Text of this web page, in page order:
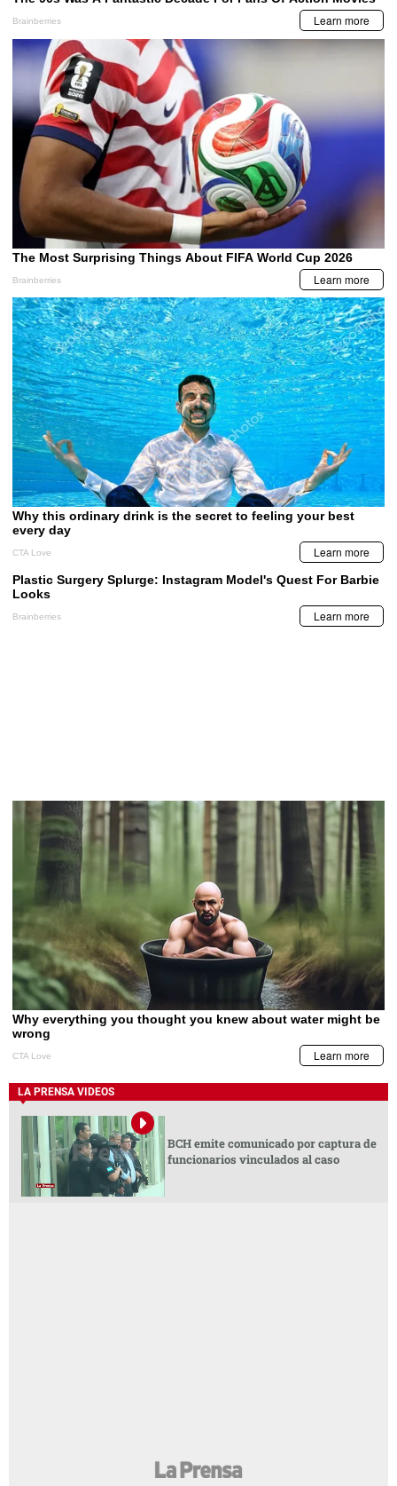
LA PRENSA VIDEOS
BCH emite comunicado por captura de
funcionarios vinculados al caso